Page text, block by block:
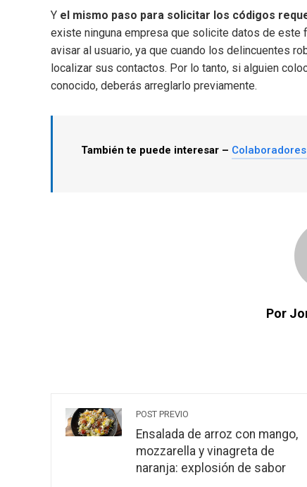
Y el mismo paso para solicitar los códigos
existe ninguna empresa que solicite datos de este
avisar al usuario, ya que cuando los delincuentes
localizar sus contactos. Por lo tanto, si alguien
conocido, deberás arreglarlo previamente.
También te puede interesar –
Por
POST PREVIO
Ensalada de arroz con mango,
mozzarella y vinagreta de
naranja: explosión de sabor